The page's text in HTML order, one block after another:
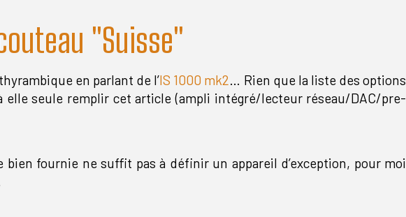
"Suisse"
en parlant de l’IS 1000 mk2
… Rien que la liste des options
elle seule remplir cet article (ampli intégré/lecteur réseau/DAC/pre-
fournie ne suffit pas à définir un appareil d’exception, pour moi